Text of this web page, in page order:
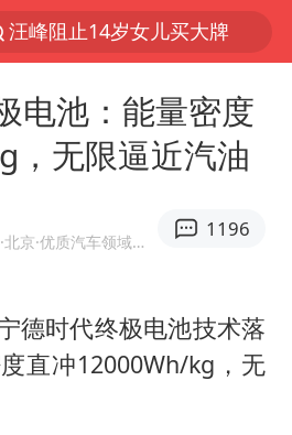
汪峰阻止14岁女儿买大牌
四川宜宾市高县发生4.9级地震
王力宏演唱会黄牛带观众藏匿被查获
佛山通报笔试前13被淘汰后5名进体检
女孩摆摊卖菌子时收到北大通知书
公司“上四休三”但要降薪1000元
电池：能量密度
，无限逼近汽油
·北京 ·优质汽车领域创作者
1196
德时代终极电池技术落
直冲12000Wh/kg，无